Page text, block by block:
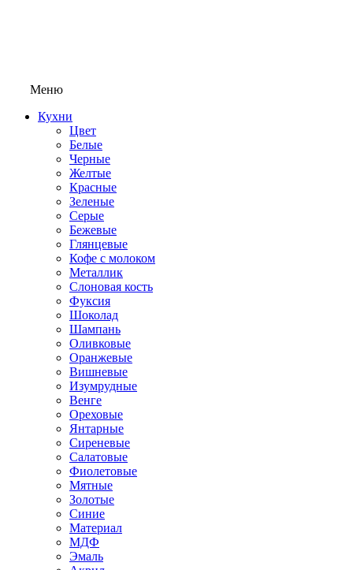
Меню
Кухни
Цвет
Белые
Черные
Желтые
Красные
Зеленые
Серые
Бежевые
Глянцевые
Кофе с молоком
Металлик
Слоновая кость
Фуксия
Шоколад
Шампань
Оливковые
Оранжевые
Вишневые
Изумрудные
Венге
Ореховые
Янтарные
Сиреневые
Салатовые
Фиолетовые
Мятные
Золотые
Синие
Материал
МДФ
Эмаль